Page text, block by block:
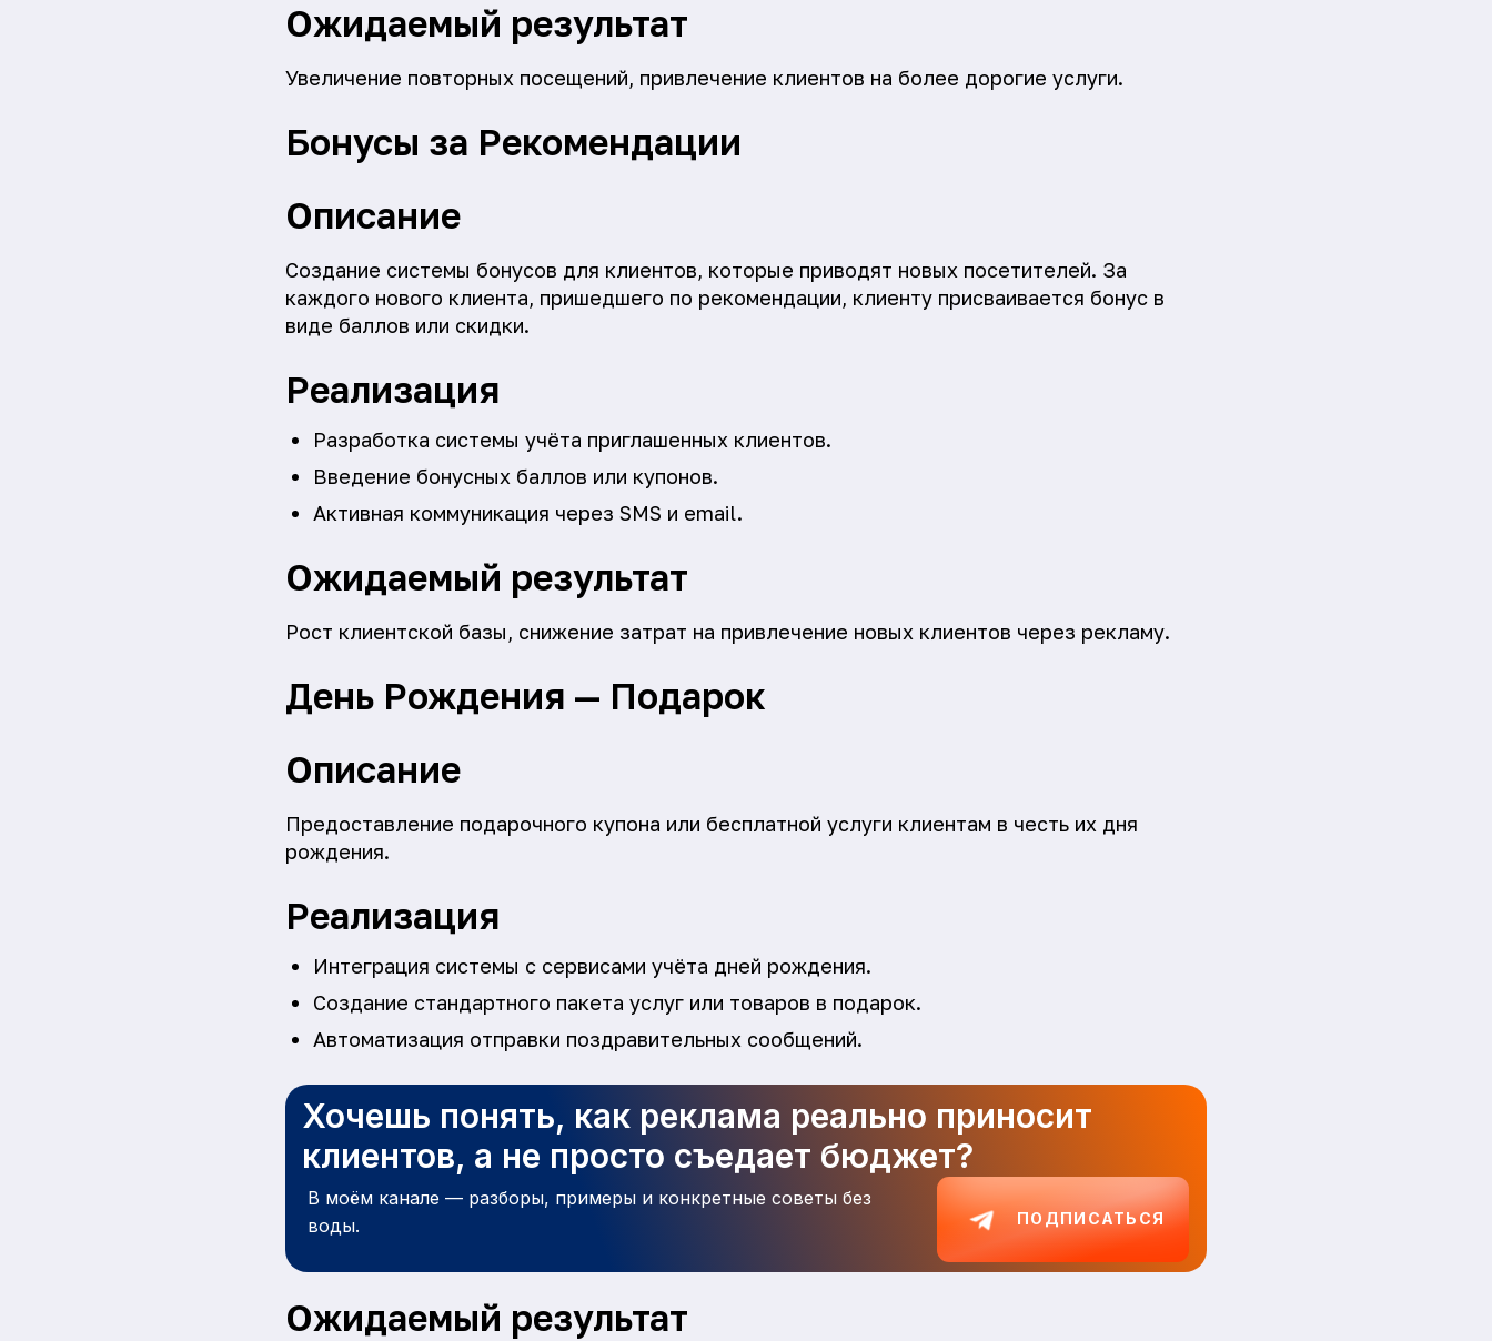
Ожидаемый результат
Увеличение повторных посещений, привлечение клиентов на более дорогие услуги.
Бонусы за Рекомендации
Описание
Создание системы бонусов для клиентов, которые приводят новых посетителей. За
каждого нового клиента, пришедшего по рекомендации, клиенту присваивается бонус в
виде баллов или скидки.
Реализация
Разработка системы учёта приглашенных клиентов.
Введение бонусных баллов или купонов.
Активная коммуникация через SMS и email.
Ожидаемый результат
Рост клиентской базы, снижение затрат на привлечение новых клиентов через рекламу.
День Рождения — Подарок
Описание
Предоставление подарочного купона или бесплатной услуги клиентам в честь их дня
рождения.
Реализация
Интеграция системы с сервисами учёта дней рождения.
Создание стандартного пакета услуг или товаров в подарок.
Автоматизация отправки поздравительных сообщений.
Хочешь понять, как реклама реально приносит
клиентов, а не просто съедает бюджет?
В моём канале — разборы, примеры и конкретные советы без
воды.
ПОДПИСАТЬСЯ
Ожидаемый результат